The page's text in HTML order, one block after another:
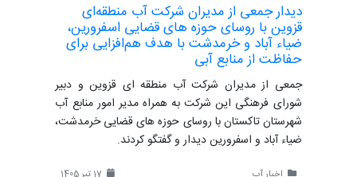
دیدار جمعی از مدیران شرکت آب منطقه‌ای
قزوین با روسای حوزه های قضایی اسفرورین،
ضیاء آباد و خرمدشت با هدف هم‌افزایی برای
حفاظت از منابع آبی
جمعی از مدیران شرکت آب منطقه ای قزوین و دبیر
شورای فرهنگی این شرکت به همراه مدیر امور منابع آب
شهرستان تاکستان با روسای حوزه های قضایی خرمدشت،
ضیاء آباد و اسفرورین دیدار و گفتگو کردند.
اخبار آب